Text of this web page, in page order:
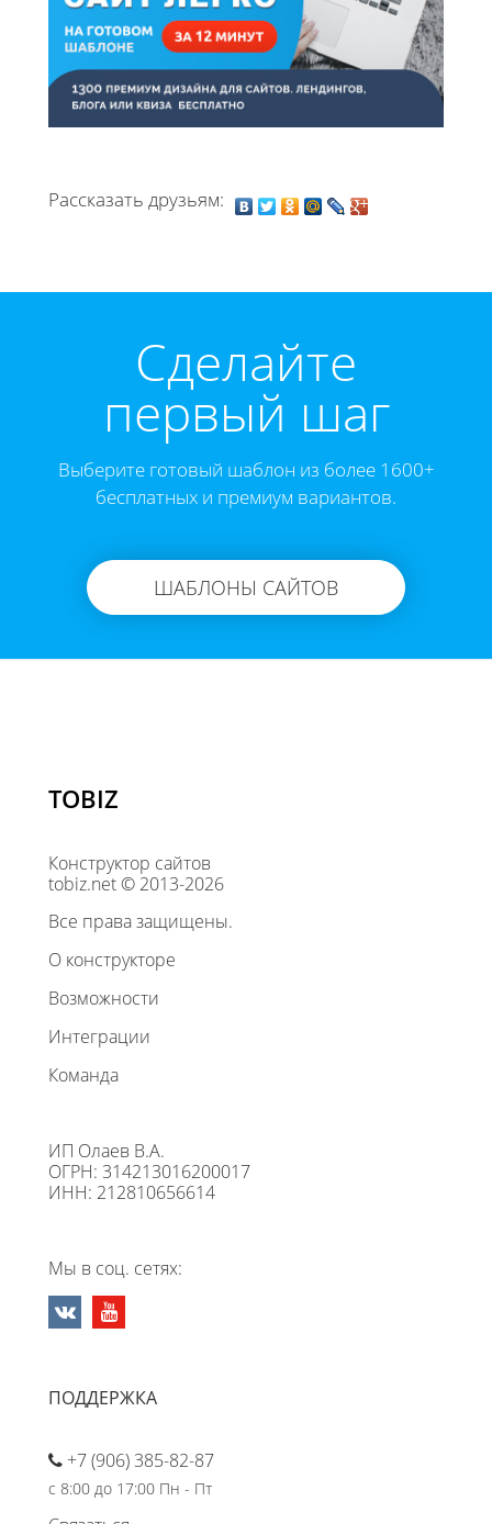
Рассказать друзьям:
Cделайте
первый шаг
Выберите готовый шаблон из более 1600+
бесплатных и премиум вариантов.
ШАБЛОНЫ САЙТОВ
TOBIZ
Конструктор сайтов
tobiz.net © 2013-2026
Все права защищены.
О конструкторе
Возможности
Интеграции
Команда
ИП Олаев В.А.
ОГРН: 314213016200017
ИНН: 212810656614
Мы в соц. сетях:
ПОДДЕРЖКА
+7 (906) 385-82-87
с 8:00 до 17:00 Пн - Пт